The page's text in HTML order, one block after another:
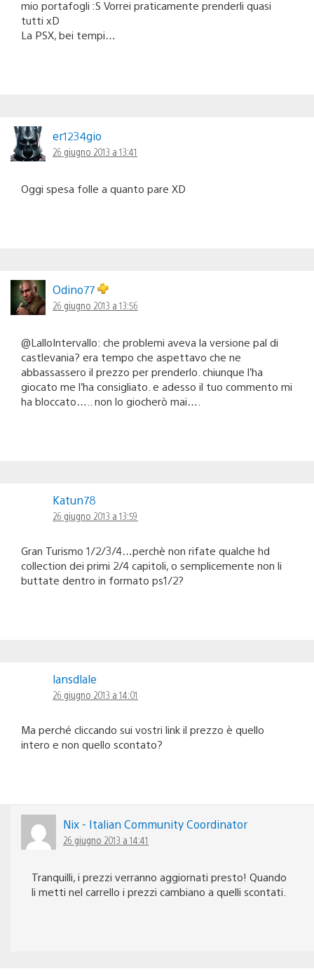
mio portafogli :S Vorrei praticamente prenderli quasi
tutti xD
La PSX, bei tempi…
er1234gio
26 giugno 2013 a 13:41
Oggi spesa folle a quanto pare XD
Odino77
26 giugno 2013 a 13:56
@LalloIntervallo: che problemi aveva la versione pal di
castlevania? era tempo che aspettavo che ne
abbassassero il prezzo per prenderlo. chiunque l’ha
giocato me l’ha consigliato. e adesso il tuo commento mi
ha bloccato….. non lo giocherò mai….
Katun78
26 giugno 2013 a 13:59
Gran Turismo 1/2/3/4…perchè non rifate qualche hd
collection dei primi 2/4 capitoli, o semplicemente non li
buttate dentro in formato ps1/2?
lansdlale
26 giugno 2013 a 14:01
Ma perché cliccando sui vostri link il prezzo è quello
intero e non quello scontato?
Nix - Italian Community Coordinator
26 giugno 2013 a 14:41
Tranquilli, i prezzi verranno aggiornati presto! Quando
li metti nel carrello i prezzi cambiano a quelli scontati.